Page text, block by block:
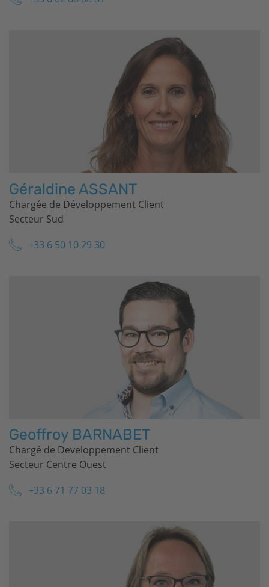
Géraldine ASSANT
Chargée de Développement Client
Secteur Sud
+33 6 50 10 29 30
Geoffroy BARNABET
Chargé de Developpement Client
Secteur Centre Ouest
+33 6 71 77 03 18